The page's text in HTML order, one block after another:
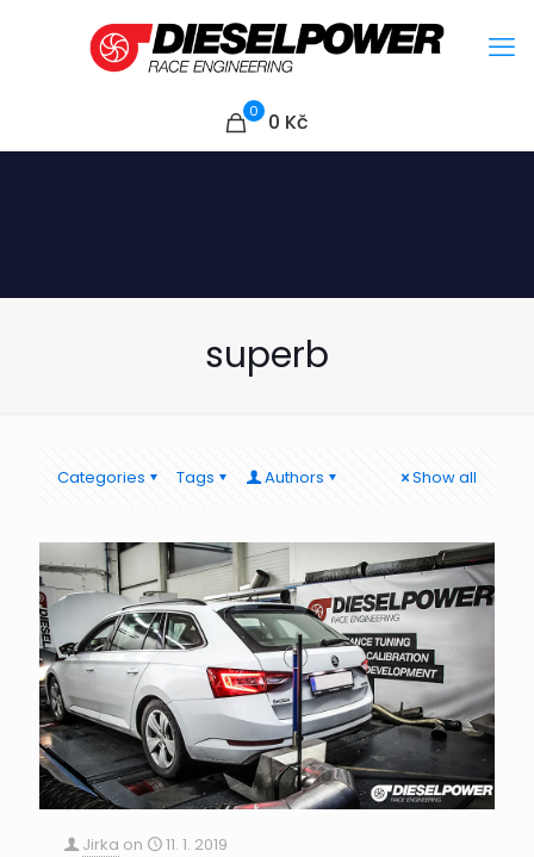
0 0 Kč
superb
Categories Tags Authors Show all
Jirka on
11. 1. 2019